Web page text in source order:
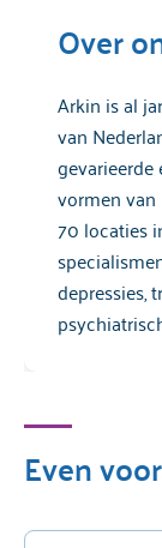
Over
Arkin is al
van
gevarieerde
vormen
70 locaties
depressies,
Even